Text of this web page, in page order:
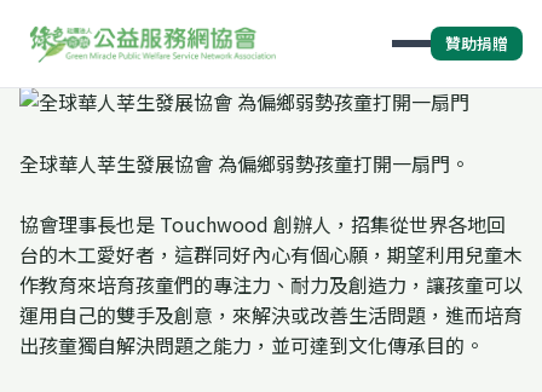
贊助捐贈
全球華人莘生發展協會 為偏鄉弱勢孩童打開一扇門。
協會理事長也是 Touchwood 創辦人，招集從世界各地回
台的木工愛好者，這群同好內心有個心願，期望利用兒童木
作教育來培育孩童們的專注力、耐力及創造力，讓孩童可以
運用自己的雙手及創意，來解決或改善生活問題，進而培育
出孩童獨自解決問題之能力，並可達到文化傳承目的。